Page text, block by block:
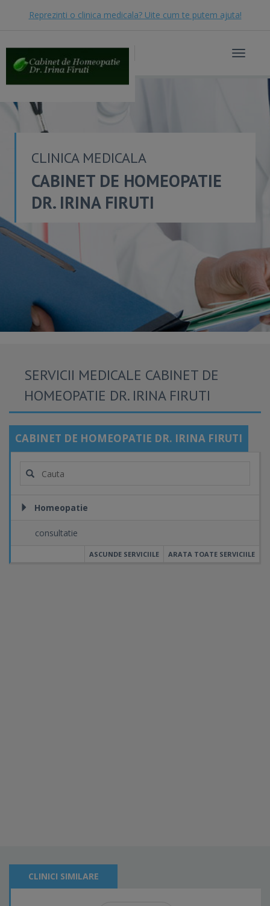
Reprezinti o clinica medicala? Uite cum te putem ajuta!
Toggle
CLINICA MEDICALA
CABINET DE HOMEOPATIE
DR. IRINA FIRUTI
SERVICII MEDICALE CABINET DE
HOMEOPATIE DR. IRINA FIRUTI
CABINET DE HOMEOPATIE DR. IRINA FIRUTI
Homeopatie
consultatie
ARATA TOATE SERVICIILE
ASCUNDE SERVICIILE
CLINICI SIMILARE